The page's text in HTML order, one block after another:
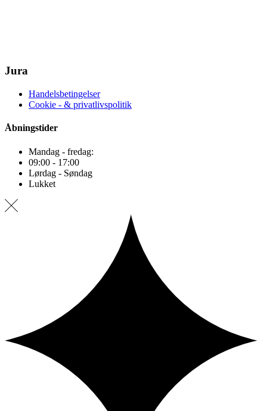
Jura
Handelsbetingelser
Cookie - & privatlivspolitik
Åbningstider
Mandag - fredag:
09:00 - 17:00
Lørdag - Søndag
Lukket